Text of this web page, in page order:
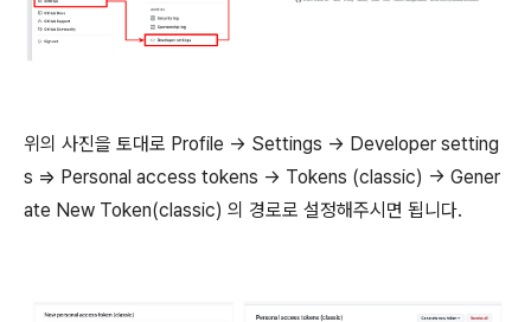
위의 사진을 토대로 Profile -> Settings → Developer setting
s ⇒ Personal access tokens -> Tokens (classic) -> Gener
ate New Token(classic) 의 경로로 설정해주시면 됩니다.